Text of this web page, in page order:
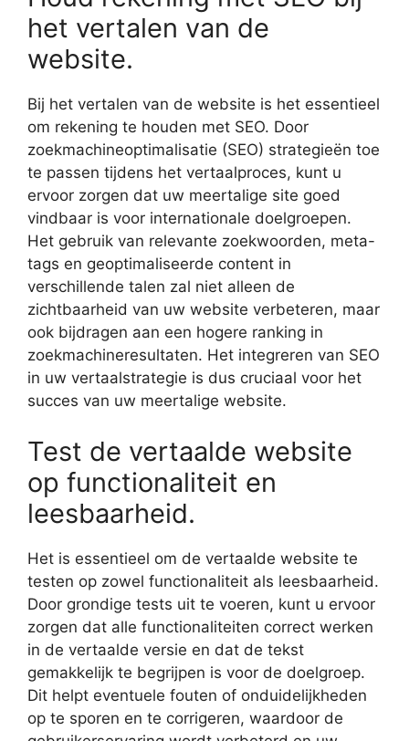
het vertalen van de
website.
Bij het vertalen van de website is het essentieel
om rekening te houden met SEO. Door
zoekmachineoptimalisatie (SEO) strategieën toe
te passen tijdens het vertaalproces, kunt u
ervoor zorgen dat uw meertalige site goed
vindbaar is voor internationale doelgroepen.
Het gebruik van relevante zoekwoorden, meta-
tags en geoptimaliseerde content in
verschillende talen zal niet alleen de
zichtbaarheid van uw website verbeteren, maar
ook bijdragen aan een hogere ranking in
zoekmachineresultaten. Het integreren van SEO
in uw vertaalstrategie is dus cruciaal voor het
succes van uw meertalige website.
Test de vertaalde website
op functionaliteit en
leesbaarheid.
Het is essentieel om de vertaalde website te
testen op zowel functionaliteit als leesbaarheid.
Door grondige tests uit te voeren, kunt u ervoor
zorgen dat alle functionaliteiten correct werken
in de vertaalde versie en dat de tekst
gemakkelijk te begrijpen is voor de doelgroep.
Dit helpt eventuele fouten of onduidelijkheden
op te sporen en te corrigeren, waardoor de